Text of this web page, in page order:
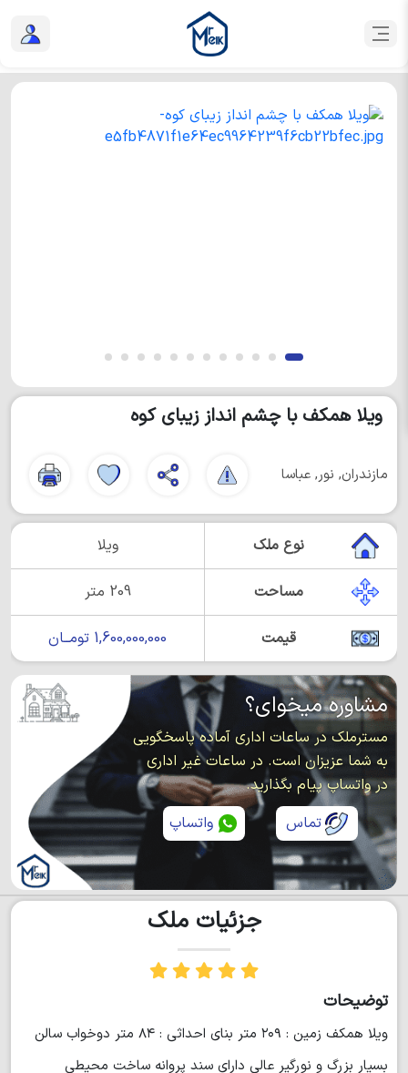
ویلا همکف با چشم انداز زیبای کوه
مازندران, نور, عباسا
نوع ملک ویلا
مساحت 209 متر
قیمت 1,600,000,000 تومــان
مشاوره میخوای؟
مسترملک در ساعات اداری آماده پاسخگویی
به شما عزیزان است. در ساعات غیر اداری
در واتساپ پیام بگذارید.
تماس
واتساپ
جزئیات ملک
توضیحات
ویلا همکف زمین : ۲۰۹ متر بنای احداثی : ۸۴ متر دوخواب سالن
بسیار بزرگ و نورگیر عالی دارای سند پروانه ساخت محیطی